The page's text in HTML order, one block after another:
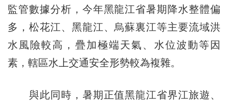
監管數據分析，今年黑龍江省暑期降水整體偏
多，松花江、黑龍江、烏蘇裏江等主要流域洪
水風險較高，疊加極端天氣、水位波動等因
素，轄區水上交通安全形勢較為複雜。
與此同時，暑期正值黑龍江省界江旅遊、